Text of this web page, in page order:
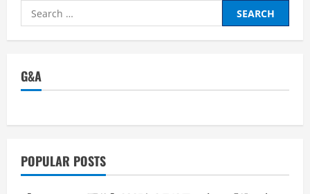
Search
for:
G&A
POPULAR POSTS